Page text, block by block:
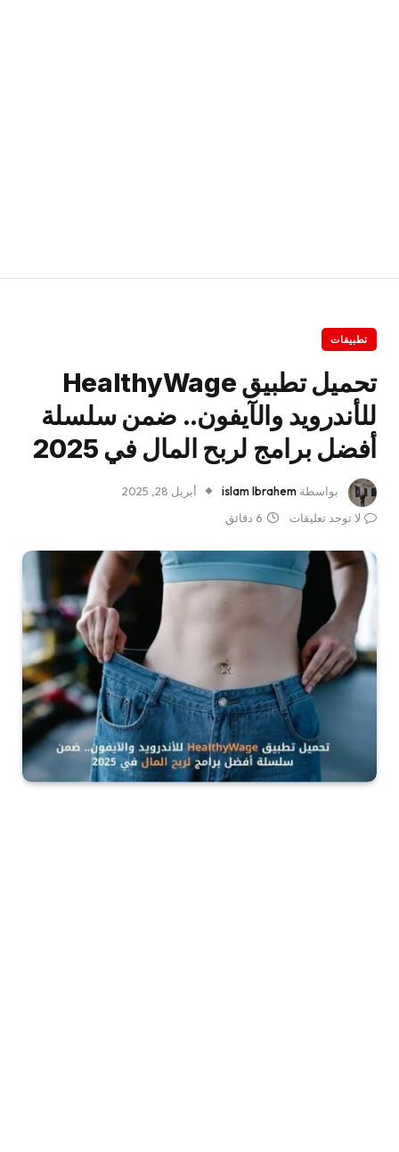
تطبيقات
تحميل تطبيق HealthyWage
للأندرويد والآيفون.. ضمن سلسلة
أفضل برامج لربح المال في 2025
بواسطة islam Ibrahem
أبريل 28, 2025
لا توجد تعليقات
6 دقائق